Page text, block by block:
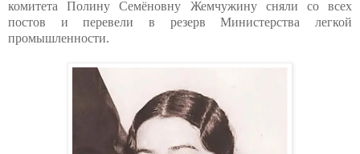
комитета Полину Семёновну Жемчужину сняли со всех
постов и перевели в резерв Министерства легкой
промышленности.